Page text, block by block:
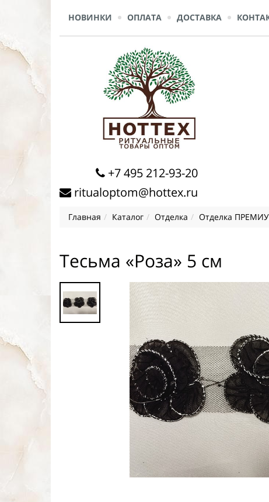
НОВИНКИ ОПЛАТА ДОСТАВКА
+7 495 212-93-20
ritualoptom@hottex.ru
Главная Каталог Отделка Отделка
Тесьма «Роза» 5 см